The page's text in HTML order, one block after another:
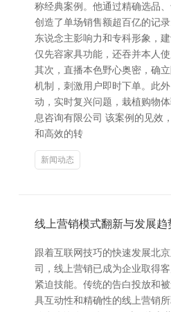
称经典案例。他通过精确选品
创造了单场销售额超百亿的记
东说念主影响力和专科形象，
仅先容家具功能，还吞并本人使
其次，直播本色野心奥密，确
机制，刺激用户即时下单。此
动，实时复兴问题，栽植购物
息咨询有限公司 该案例的见效
和高效的转
新闻动态
线上营销模式翻新与发展趋
跟着互联网技巧的快速发展北
司，线上营销已成为企业取得
紧迫技能。传统的告白投放和
具互动性和精确性的线上营销